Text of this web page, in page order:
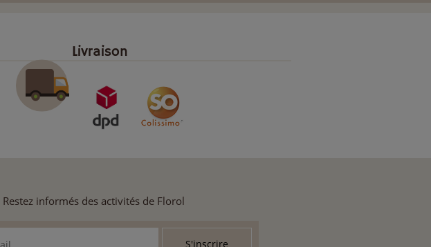
Livraison
Restez informés des activités de Florol